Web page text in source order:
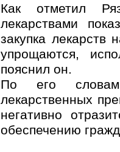
Как отметил
лекарствами
закупка
упрощаются,
пояснил он.
По его словам,
лекарственных
негативно
обеспечению